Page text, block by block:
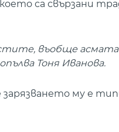
са свързани
въобще
Тоня Иванова.
зарязването му е